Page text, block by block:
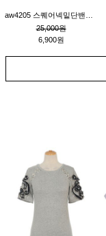
25,000원
6,900원